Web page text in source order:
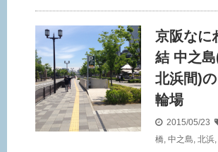
京阪なに
結 中之
北浜間)
輪場
2015/05/23
橋, 中之島, 北浜,